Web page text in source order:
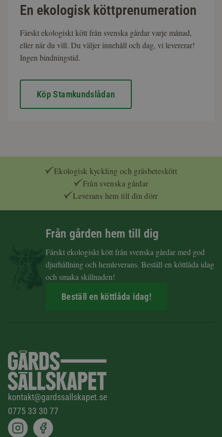
En ekologisk köttprenumeration
Färskt ekologiskt kött från svenska gårdar varje månad,
eller när du vill. Du väljer innehåll och dag, vi levererar!
Ingen bindningstid.
Köp Stamkundslådan
Ekologisk kyckling och gräsbeteskött
Från svenska gårdar
Leverans hem till din dörr
Från gården hem till dig
Färskt ekologiskt kött från svenska gårdar med god
djurhållning och hemleverans. Beställ en köttlåda idag
och smaka skillnaden!
Beställ en köttlåda idag!
kontakt@gardssallskapet.se
0775 33 30 77